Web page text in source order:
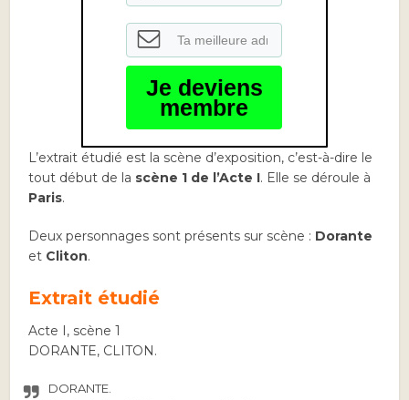
Je deviens
membre
L’extrait étudié est la scène d’exposition, c’est-à-dire le
tout début de la scène 1 de l’Acte I. Elle se déroule à
Paris.
Deux personnages sont présents sur scène : Dorante
et Cliton.
Extrait étudié
Acte I, scène 1
DORANTE, CLITON.
DORANTE.